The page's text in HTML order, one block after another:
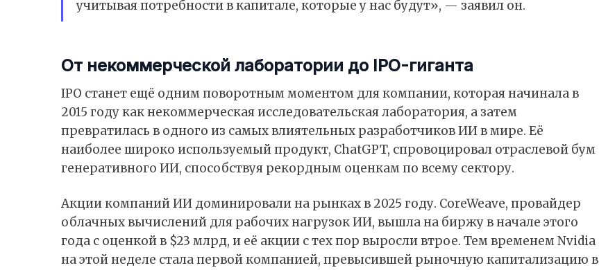
учитывая потребности в капитале, которые у нас будут», — заявил он.
От некоммерческой лаборатории до IPO-гиганта
IPO станет ещё одним поворотным моментом для компании, которая начинала в
2015 году как некоммерческая исследовательская лаборатория, а затем
превратилась в одного из самых влиятельных разработчиков ИИ в мире. Её
наиболее широко используемый продукт, ChatGPT, спровоцировал отраслевой бум
генеративного ИИ, способствуя рекордным оценкам по всему сектору.
Акции компаний ИИ доминировали на рынках в 2025 году. CoreWeave, провайдер
облачных вычислений для рабочих нагрузок ИИ, вышла на биржу в начале этого
года с оценкой в $23 млрд, и её акции с тех пор выросли втрое. Тем временем Nvidia
на этой неделе сталапервой компанией, превысившей рыночную капитализацию в